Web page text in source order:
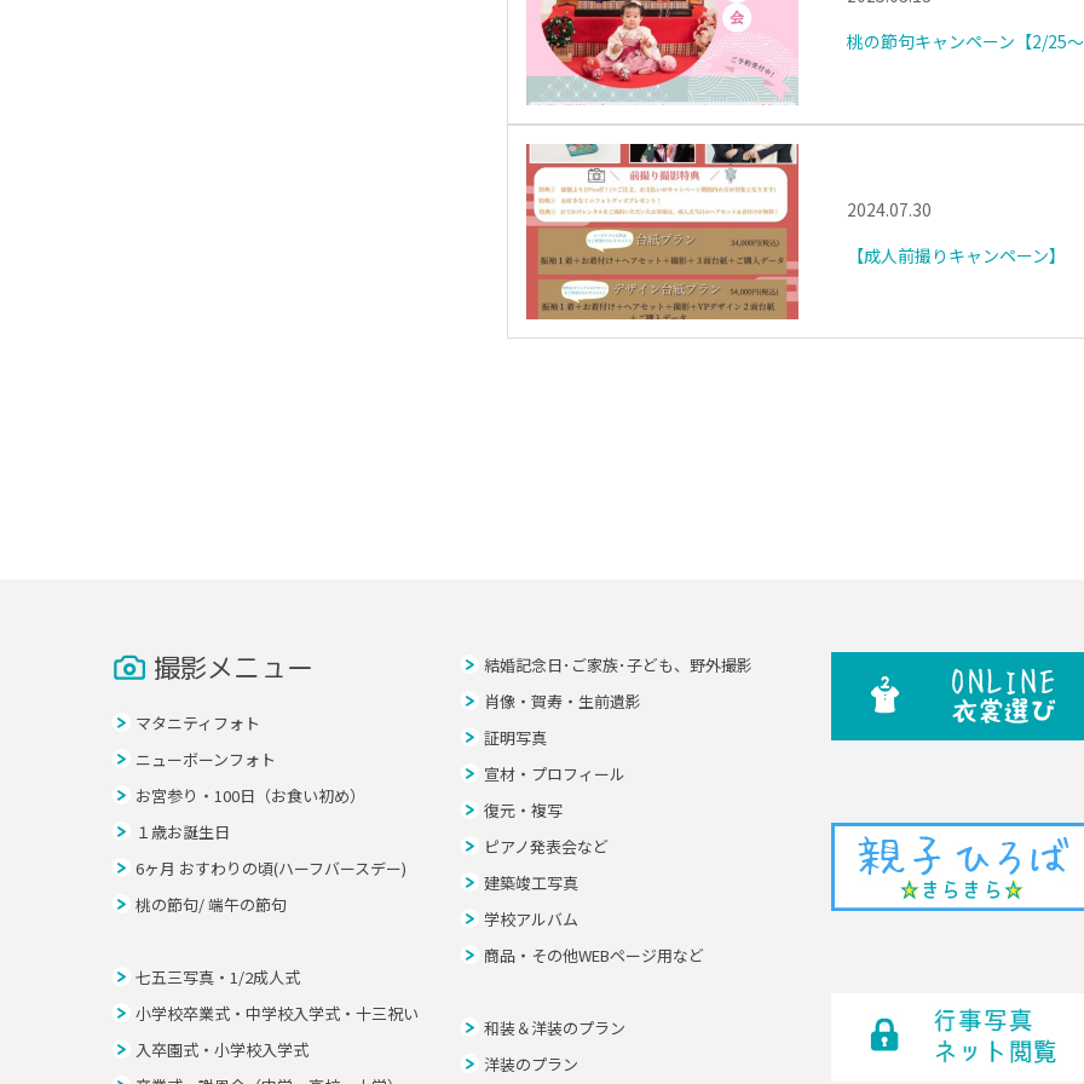
桃の節句キャンペーン【2/25
2024.07.30
【成人前撮りキャンペーン】
撮影メニュー
マタニティフォト
ニューボーンフォト
お宮参り・100日（お食い初め）
１歳お誕生日
6ヶ月 おすわりの頃(ハーフバースデー)
桃の節句/ 端午の節句
七五三写真・1/2成人式
小学校卒業式・中学校入学式・十三祝い
入卒園式・小学校入学式
結婚記念日･ご家族･子ども、野外撮影
肖像・賀寿・生前遺影
証明写真
宣材・プロフィール
復元・複写
ピアノ発表会など
建築竣工写真
学校アルバム
商品・その他WEBページ用など
和装＆洋装のプラン
洋装のプラン